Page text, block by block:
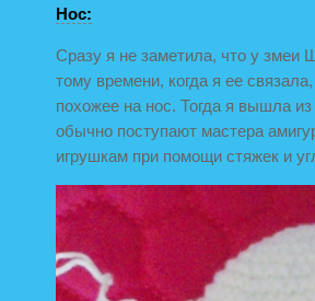
Нос:
Сразу я не заметила, что у змеи
тому времени, когда я ее
похожее на нос. Тогда я вышла
обычно поступают мастера
игрушкам при помощи стяжек и